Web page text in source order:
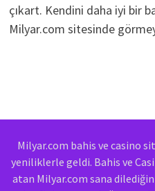
çıkart. Kendini daha iyi bir
Milyar.com sitesinde
Milyar.com bahis ve casino
yeniliklerle geldi. Bahis ve
atan Milyar.com sana